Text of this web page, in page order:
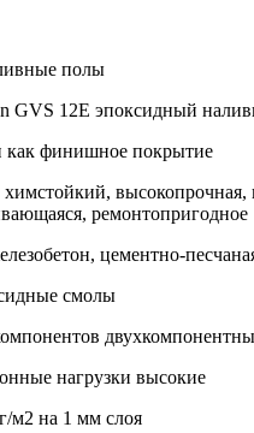
полы
GVS 12E эпоксидный
как финишное покрытие
высокопрочная,
ремонтопригодное
цементно-
смолы
нагрузки высокие
м2 на 1 мм слоя